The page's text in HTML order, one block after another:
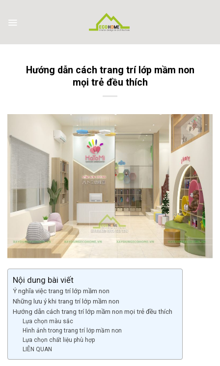
content
Hướng dẫn cách trang trí lớp mầm non
mọi trẻ đều thích
Nội dung bài viết
Ý nghĩa việc trang trí lớp mầm non
Những lưu ý khi trang trí lớp mầm non
Hướng dẫn cách trang trí lớp mầm non mọi trẻ đều thích
Lựa chọn màu sắc
Hình ảnh trong trang trí lớp mầm non
Lựa chọn chất liệu phù hợp
LIÊN QUAN